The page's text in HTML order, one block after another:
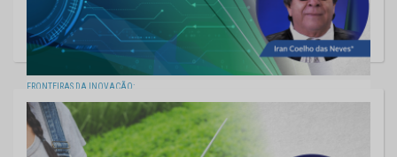
FRONTEIRAS DA INOVAÇÃO:
TCE-MS E GOVERNO DIGITAL
21/10/2022